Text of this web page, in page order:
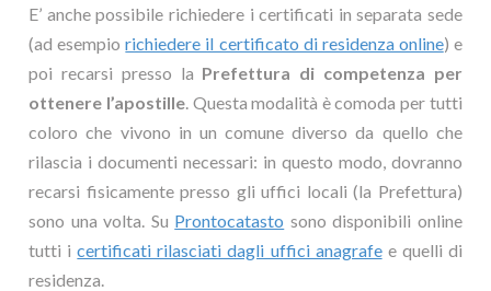
E’ anche possibile richiedere i certificati in separata sede
(ad esempiorichiedere il certificato di residenza online) e
poi recarsi presso la Prefettura di competenza per
ottenere l’apostille. Questa modalità è comoda per tutti
coloro che vivono in un comune diverso da quello che
rilascia i documenti necessari: in questo modo, dovranno
recarsi fisicamente presso gli uffici locali (la Prefettura)
sono una volta. Su Prontocatasto sono disponibili online
tutti icertificati rilasciati dagli uffici anagrafee quelli di
residenza.